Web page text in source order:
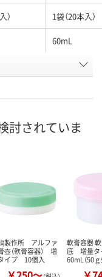
） 1袋（20本入）
60mL
2498670
カ
討されていま
製作所 アルファ
壺（軟膏容器） 増
イプ 10個入
軟膏容器
底 増量タ
60mL（50